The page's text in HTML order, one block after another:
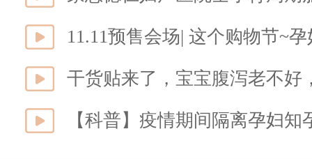
11.11预售会场| 这个购物节~
干货贴来了，宝宝腹泻老不好
【科普】疫情期间隔离孕妇知